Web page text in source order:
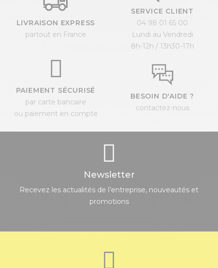
LIVRAISON EXPRESS
partout en France
SERVICE CLIENT
04 98 01 65 00
Lundi au Vendredi
8h-12h / 13h30-17h
PAIEMENT SÉCURISÉ
par carte bancaire
ou paiement en compte
BESOIN D'AIDE ?
contactez-nous
Newsletter
Recevez les actualités de l’entreprise, nouveautés et
promotions